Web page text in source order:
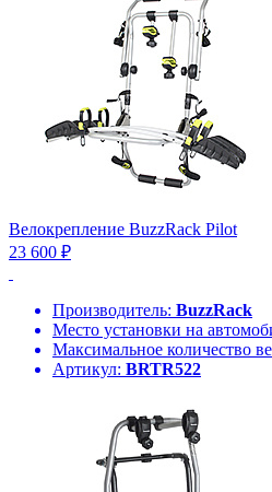
Велокрепление BuzzRack Pilot
23 600 ₽
Производитель: BuzzRack
Место установки на
Максимальное количество
Артикул: BRTR522